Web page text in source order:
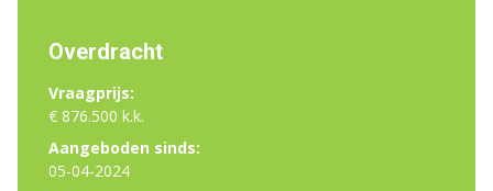
Overdracht
Vraagprijs:
€ 876.500 k.k.
Aangeboden sinds:
05-04-2024